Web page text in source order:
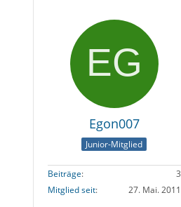
Egon007
Junior-Mitglied
Beiträge
3
Mitglied seit
27. Mai. 2011